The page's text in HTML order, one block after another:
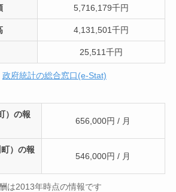
5,716,179千円
4,131,501千円
25,511千円
政府統計の総合窓口(e-Stat)
）の報
656,000円 / 月
）の報
546,000円 / 月
は2013年時点の情報です